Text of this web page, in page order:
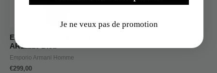
Emporio Armani Renato
AR11216 Bleu
Emporio Armani Homme
€299,00
Je ne veux pas de promotion